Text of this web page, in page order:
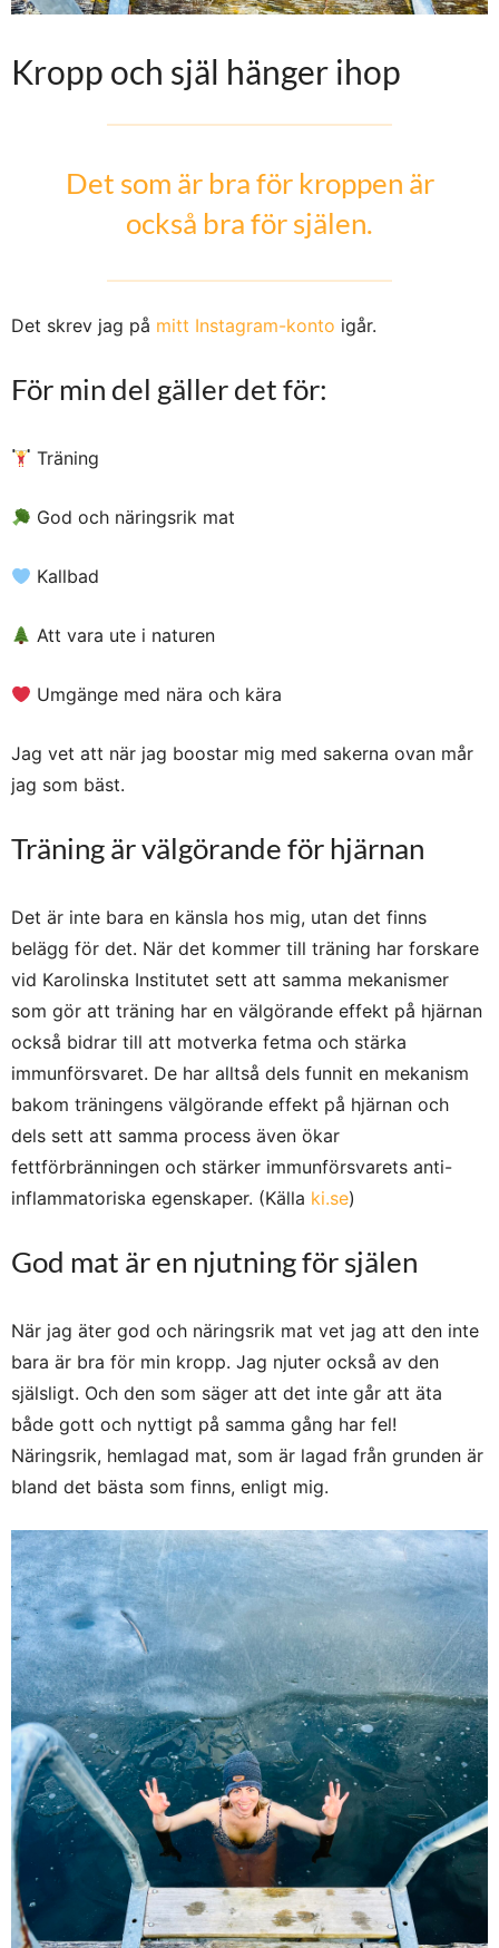
Kropp och själ hänger ihop
Det som är bra för kroppen är
också bra för själen.
Det skrev jag på mitt Instagram-konto igår.
För min del gäller det för:
Träning
God och näringsrik mat
Kallbad
Att vara ute i naturen
Umgänge med nära och kära
Jag vet att när jag boostar mig med sakerna ovan mår
jag som bäst.
Träning är välgörande för hjärnan
Det är inte bara en känsla hos mig, utan det finns
belägg för det. När det kommer till träning har forskare
vid Karolinska Institutet sett att samma mekanismer
som gör att träning har en välgörande effekt på hjärnan
också bidrar till att motverka fetma och stärka
immunförsvaret. De har alltså dels funnit en mekanism
bakom träningens välgörande effekt på hjärnan och
dels sett att samma process även ökar
fettförbränningen och stärker immunförsvarets anti-
inflammatoriska egenskaper. (Källa ki.se)
God mat är en njutning för själen
När jag äter god och näringsrik mat vet jag att den inte
bara är bra för min kropp. Jag njuter också av den
själsligt. Och den som säger att det inte går att äta
både gott och nyttigt på samma gång har fel!
Näringsrik, hemlagad mat, som är lagad från grunden är
bland det bästa som finns, enligt mig.